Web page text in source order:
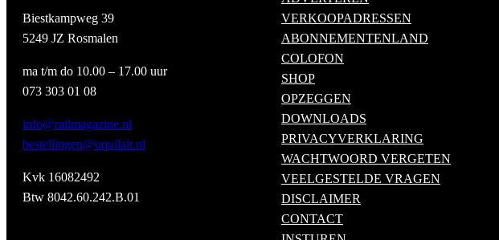
Biestkampweg 39
5249 JZ Rosmalen
ma t/m do 10.00 – 17.00 uur
073 303 01 08
info@railmagazine.nl
bestellingen@uquilair.nl
Kvk 16082492
Btw 8042.60.242.B.01
VERKOOPADRESSEN
ABONNEMENTENLAND
COLOFON
SHOP
OPZEGGEN
DOWNLOADS
PRIVACYVERKLARING
WACHTWOORD VERGETEN
VEELGESTELDE VRAGEN
DISCLAIMER
CONTACT